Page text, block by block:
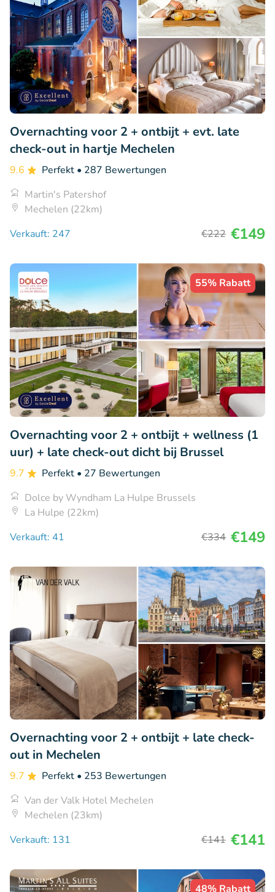
Overnachting voor 2 + ontbijt + evt. late
check-out in hartje Mechelen
9.6 Perfekt • 287 Bewertungen
Martin's Patershof
Mechelen (22km)
Verkauft: 247
€222 €149
55% Rabatt
Overnachting voor 2 + ontbijt + wellness (1
uur) + late check-out dicht bij Brussel
9.7 Perfekt • 27 Bewertungen
Dolce by Wyndham La Hulpe Brussels
La Hulpe (22km)
Verkauft: 41
€334 €149
Overnachting voor 2 + ontbijt + late check-
out in Mechelen
9.7 Perfekt • 253 Bewertungen
Van der Valk Hotel Mechelen
Mechelen (23km)
Verkauft: 131
€141 €141
48% Rabatt